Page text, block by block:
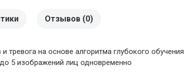
Отзывов (0)
тревога на основе алгоритма глубокого обучения
5 изображений лиц одновременно